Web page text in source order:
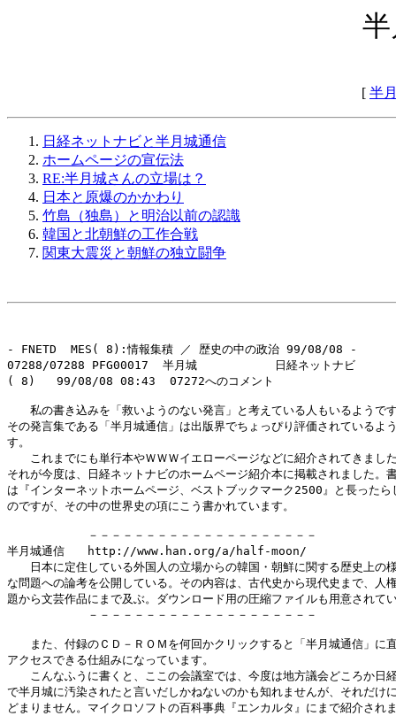
[ 半
日経ネットナビと半月城通信
ホームページの宣伝法
RE:半月城さんの立場は？
日本と原爆のかかわり
竹島（独島）と明治以前の認識
韓国と北朝鮮の工作合戦
関東大震災と朝鮮の独立闘争
- FNETD  MES( 8):情報集積 ／ 歴史の中の政治 99/08/08 -
07288/07288 PFG00017  半月城           日経ネットナビ
( 8)   99/08/08 08:43  07272へのコメント
私の書き込みを「救いようのない発言」と考えている人もいるようで
その発言集である「半月城通信」は出版界でちょっぴり評価されているよ
す。
これまでにも単行本やＷＷＷイエローページなどに紹介されてきまし
それが今度は、日経ネットナビのホームページ紹介本に掲載されました。
は『インターネットホームページ、ベストブックマーク2500』と長ったら
のですが、その中の世界史の項にこう書かれています。
－－－－－－－－－－－－－－－－－－－－
半月城通信　　http://www.han.org/a/half-moon/
日本に定住している外国人の立場からの韓国・朝鮮に関する歴史上の
な問題への論考を公開している。その内容は、古代史から現代史まで、人
題から文芸作品にまで及ぶ。ダウンロード用の圧縮ファイルも用意されて
－－－－－－－－－－－－－－－－－－－－
また、付録のＣＤ－ＲＯＭを何回かクリックすると「半月城通信」に
アクセスできる仕組みになっています。
こんなふうに書くと、ここの会議室では、今度は地方議会どころか日
で半月城に汚染されたと言いだしかねないのかも知れませんが、それだけ
どまりません。マイクロソフトの百科事典『エンカルタ』にまで紹介され